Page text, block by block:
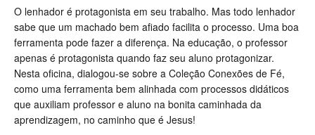
O lenhador é protagonista em seu trabalho. Mas todo lenhador
sabe que um machado bem afiado facilita o processo. Uma boa
ferramenta pode fazer a diferença. Na educação, o professor
apenas é protagonista quando faz seu aluno protagonizar.
Nesta oficina, dialogou-se sobre a Coleção Conexões de Fé,
como uma ferramenta bem alinhada com processos didáticos
que auxiliam professor e aluno na bonita caminhada da
aprendizagem, no caminho que é Jesus!